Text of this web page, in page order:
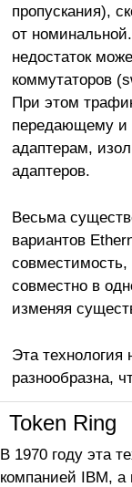
пропускания),
от
недостаток
коммутаторов
При этом
передающему
адаптерам,
адаптеров.
Весьма
вариантов
совместимость,
совместно в
изменяя
Эта технология
разнообразна,
Token Ring
В 1970 году эта
компанией IBM, а